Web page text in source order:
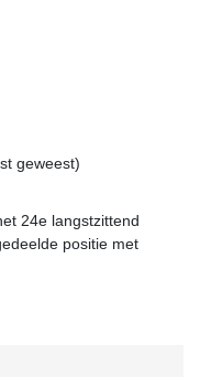
geweest)
24e langstzittend
positie met